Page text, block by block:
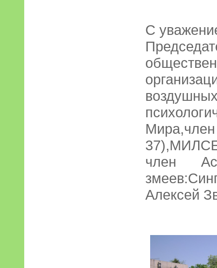
С
член
Алексей